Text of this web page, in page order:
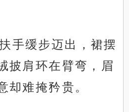
手缓步迈出，裙摆
披肩环在臂弯，眉
却难掩矜贵。